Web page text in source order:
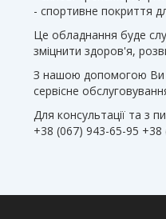
- спортивне покриття
Це обладнання буде
зміцнити здоров'я,
З нашою допомогою Ви
сервісне
Для консультації та з
+38 (067) 943-65-95 +38